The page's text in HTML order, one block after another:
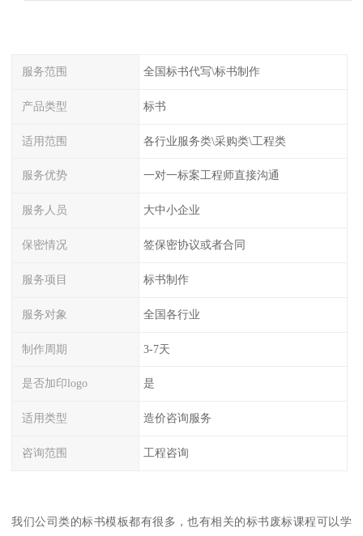
服务范围 全国标书代写\标书制作
产品类型 标书
适用范围 各行业服务类\采购类\工程类
服务优势 一对一标案工程师直接沟通
服务人员 大中小企业
保密情况 签保密协议或者合同
服务项目 标书制作
服务对象 全国各行业
制作周期 3-7天
是否加印logo 是
适用类型 造价咨询服务
咨询范围 工程咨询
我们公司类的标书模板都有很多，也有相关的标书废标课程可以学